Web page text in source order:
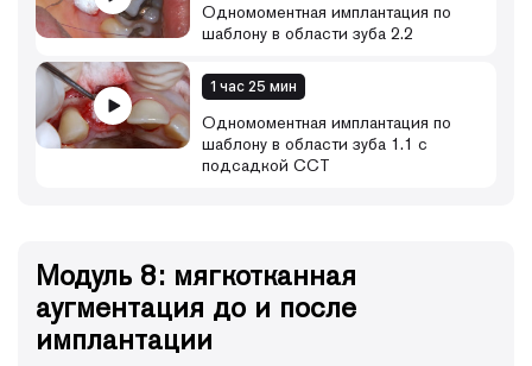
Одномоментная имплантация по
шаблону в области зуба 2.2
1 час 25 мин
Одномоментная имплантация по
шаблону в области зуба 1.1 с
подсадкой ССТ
Модуль 8: мягкотканная
аугментация до и после
имплантации